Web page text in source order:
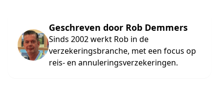
Geschreven door Rob Demmers
Sinds 2002 werkt Rob in de
verzekeringsbranche, met een focus op
reis- en annuleringsverzekeringen.